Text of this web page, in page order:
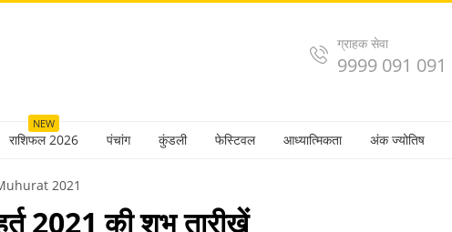
ग्राहक सेवा
9999 091 091
NEW
राशिफल 2026 पंचांग कुंडली फेस्टिवल आध्यात्मिकता अंक ज्योतिष
2021
2021 की शुभ तारीखें